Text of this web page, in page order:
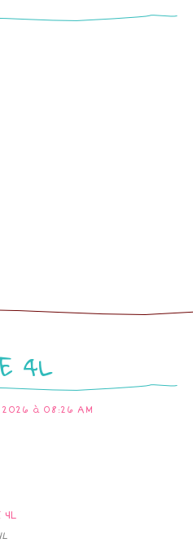
4L
2026 à 08:26 AM